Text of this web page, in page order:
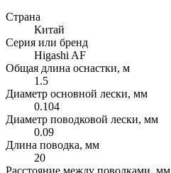
Страна
Китай
Серия или бренд
Higashi AF
Общая длина оснастки, м
1.5
Диаметр основной лески, мм
0.104
Диаметр поводковой лески, мм
0.09
Длина поводка, мм
20